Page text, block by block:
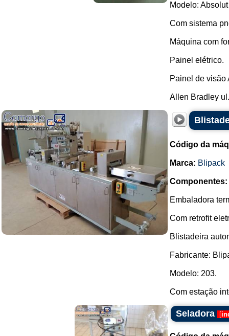
Modelo:
Com sistema
Máquina com
Painel elétrico.
Painel de visão
Allen Bradley
Código da
Marca: Blipack
Componentes:
Embaladora
Com retrofit
Blistadeira
Fabricante:
Modelo: 203.
Com estação
Seladora [